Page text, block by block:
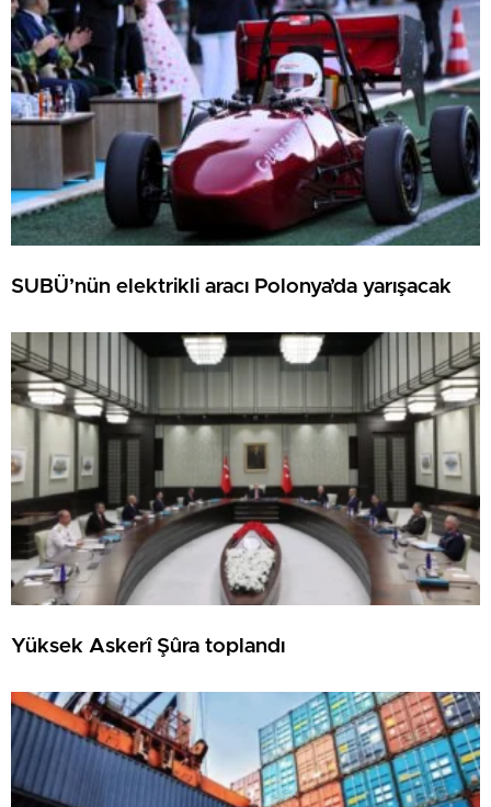
SUBÜ’nün elektrikli aracı Polonya’da yarışacak
Yüksek Askerî Şûra toplandı